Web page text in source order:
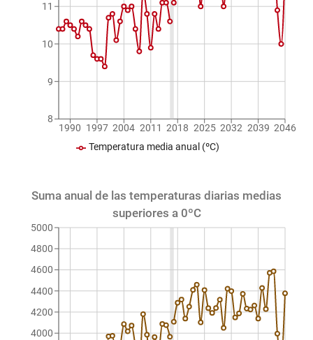
1990 1997 2004 2011 2018 2025 2032 2039 2046
8
9
10
11
Temperatura media anual (ºC)
Suma anual de las temperaturas diarias medias
superiores a 0ºC
4000
4200
4400
4600
4800
5000